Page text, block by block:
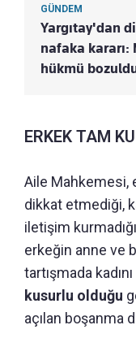
GÜNDEM
Yargıtay'dan
nafaka kararı:
hükmü
ERKEK TAM
Aile Mahkemesi,
dikkat etmediği,
iletişim
erkeğin anne ve
tartışmada
kusurlu olduğu
açılan boşanma